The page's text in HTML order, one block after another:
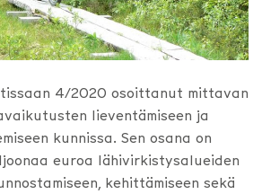
4/2020 osoittanut mittavan
lieventämiseen ja
kunnissa. Sen osana on
euroa lähivirkistysalueiden
kehittämiseen sekä